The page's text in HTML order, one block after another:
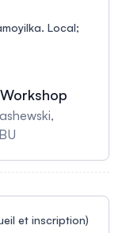
Local;
et inscription)